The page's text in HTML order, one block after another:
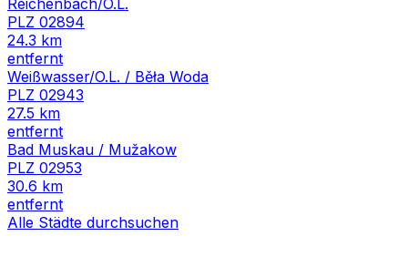
PLZ 02894
24.3 km
entfernt
Weißwasser/O.L. / Běła Woda
PLZ 02943
27.5 km
entfernt
Bad Muskau / Mužakow
PLZ 02953
30.6 km
entfernt
Alle Städte durchsuchen